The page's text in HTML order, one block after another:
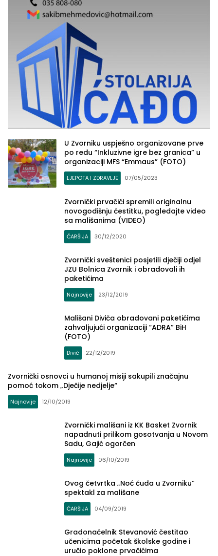
U Zvorniku uspješno organizovane prve
po redu “Inkluzivne igre bez granica” u
organizaciji MFS “Emmaus” (FOTO)
LJEPOTA I ZDRAVLJE 07/05/2023
Zvornički prvačići spremili originalnu
novogodišnju čestitku, pogledajte video
sa mališanima (VIDEO)
ČARŠIJA 30/12/2020
Zvornički sveštenici posjetili dječiji odjel
JZU Bolnica Zvornik i obradovali ih
paketićima
Najnovije 23/12/2019
Mališani Diviča obradovani paketićima
zahvaljujući organizaciji “ADRA” BiH
(FOTO)
Divič 22/12/2019
Zvornički osnovci u humanoj misiji sakupili značajnu
pomoć tokom „Dječije nedjelje“
Najnovije 12/10/2019
Zvornički mališani iz KK Basket Zvornik
napadnuti prilikom gosotvanja u Novom
Sadu, Gajić ogorčen
Najnovije 06/10/2019
Ovog četvrtka „Noć čuda u Zvorniku“
spektakl za mališane
ČARŠIJA 04/09/2019
Gradonačelnik Stevanović čestitao
učenicima početak školske godine i
uručio poklone prvačićima